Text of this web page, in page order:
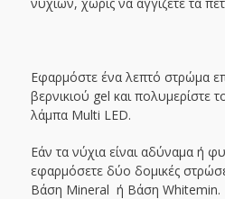
Εφαρμόστε ένα λεπτό στρώμα
βερνικιού gel και πολυμερίστε
λάμπα Multi LED.
Εάν τα νύχια είναι αδύναμα ή
εφαρμόσετε δύο δομικές
Βάση Mineral ή Βάση Whitemin.